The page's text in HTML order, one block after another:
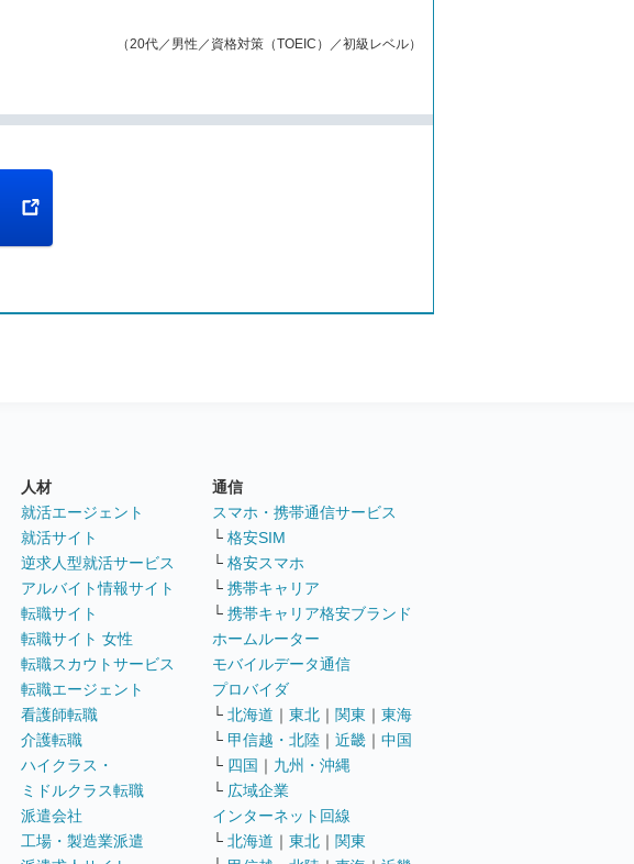
（20代／男性／資格対策（TOEIC）／初級レベル）
人材
就活エージェント
就活サイト
逆求人型就活サービス
アルバイト情報サイト
転職サイト
転職サイト 女性
転職スカウトサービス
転職エージェント
看護師転職
介護転職
ハイクラス・
ミドルクラス転職
派遣会社
工場・製造業派遣
通信
スマホ・携帯通信サービス
└ 格安SIM
└ 格安スマホ
└ 携帯キャリア
└ 携帯キャリア格安ブランド
ホームルーター
モバイルデータ通信
プロバイダ
└ 北海道 ｜ 東北 ｜ 関東 ｜ 東海
└ 甲信越・北陸 ｜ 近畿 ｜ 中国
└ 四国 ｜ 九州・沖縄
└ 広域企業
インターネット回線
└ 北海道 ｜ 東北 ｜ 関東